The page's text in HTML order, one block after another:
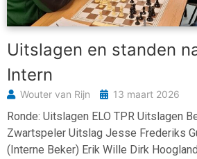
Uitslagen en standen
Intern
Wouter van Rijn 13 maart 2026
Ronde: Uitslagen ELO TPR Uitslagen
Zwartspeler Uitslag Jesse Frederiks
(Interne Beker) Erik Wille Dirk